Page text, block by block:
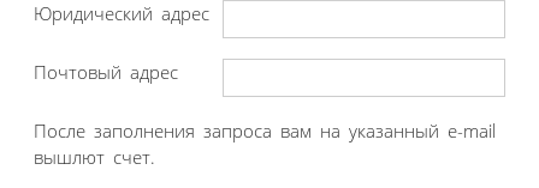
Юридический адрес
Почтовый адрес
После заполнения запроса вам на указанный e-mail
вышлют счет.